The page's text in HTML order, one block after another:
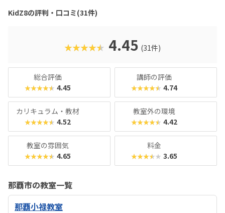
KidZ8の評判・口コミ(31件)
★★★★★ 4.45 (31件)
総合評価
★★★★★ 4.45
講師の評価
★★★★★ 4.74
カリキュラム・教材
★★★★★ 4.52
教室外の環境
★★★★★ 4.42
教室の雰囲気
★★★★★ 4.65
料金
★★★★★ 3.65
那覇市の教室一覧
那覇小禄教室